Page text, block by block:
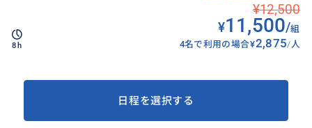
8h
¥12,500
¥11,500/組
4名で利用の場合¥2,875/人
日程を選択する